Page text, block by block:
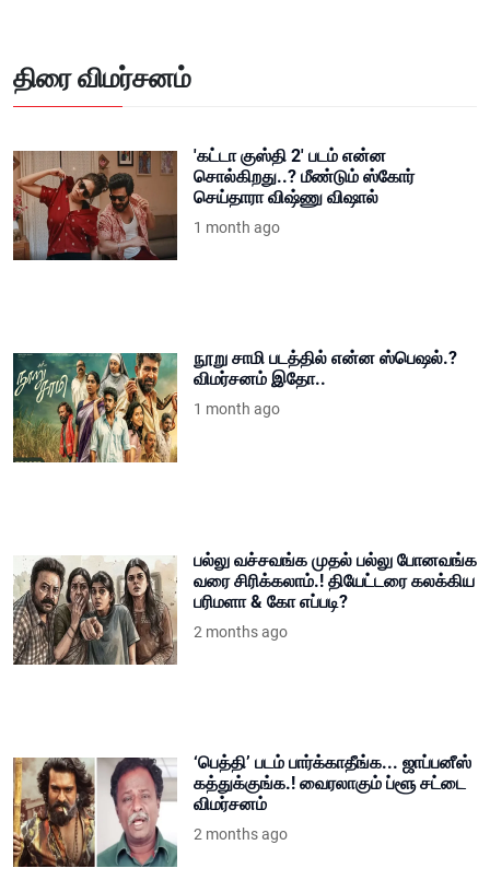
திரை விமர்சனம்
'கட்டா குஸ்தி 2' படம் என்ன
சொல்கிறது..? மீண்டும் ஸ்கோர்
செய்தாரா விஷ்ணு விஷால்
1 month ago
நூறு சாமி படத்தில் என்ன ஸ்பெஷல்.?
விமர்சனம் இதோ..
1 month ago
பல்லு வச்சவங்க முதல் பல்லு போனவங்க
வரை சிரிக்கலாம்.! தியேட்டரை கலக்கிய
பரிமளா & கோ எப்படி?
2 months ago
‘பெத்தி’ படம் பார்க்காதீங்க... ஜாப்பனீஸ்
கத்துக்குங்க.! வைரலாகும் ப்ளூ சட்டை
விமர்சனம்
2 months ago